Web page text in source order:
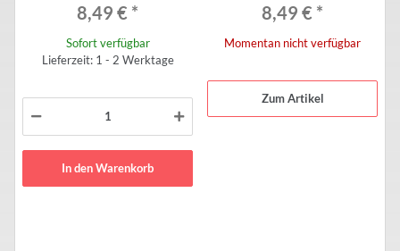
8,49 € *
Sofort verfügbar
Lieferzeit: 1 - 2 Werktage
In den Warenkorb
8,49 € *
Momentan nicht verfügbar
Zum Artikel